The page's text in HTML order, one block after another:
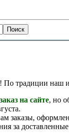
традиции наш
на сайте, но
заказы,
за доставленные